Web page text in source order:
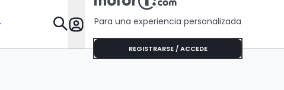
Para una experiencia personalizada
REGISTRARSE / ACCEDE